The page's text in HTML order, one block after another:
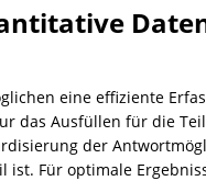
eine effiziente
das Ausfüllen für die
der
Für optimale